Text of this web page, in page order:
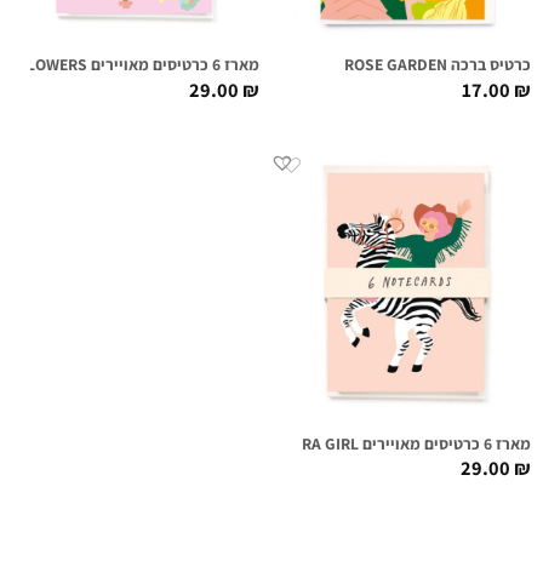
כרטיס ברכה ROSE GARDEN
17.00₪
מארז 6 כרטיסים מאויירים FLOATING FLOWERS
29.00₪
מארז 6 כרטיסים מאויירים ZEBRA GIRL
29.00₪